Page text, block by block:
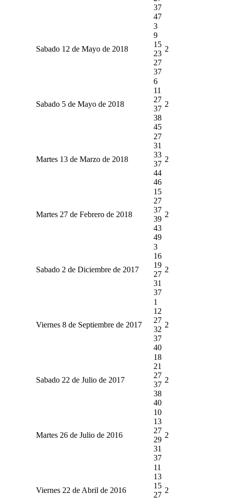
37
47
Sabado 12 de Mayo de 2018
3
9
15
23
27
37
2
Sabado 5 de Mayo de 2018
6
11
27
37
38
45
2
Martes 13 de Marzo de 2018
27
31
33
37
44
46
2
Martes 27 de Febrero de 2018
15
27
37
39
43
49
2
Sabado 2 de Diciembre de 2017
3
16
19
27
31
37
2
Viernes 8 de Septiembre de 2017
1
12
27
32
37
40
2
Sabado 22 de Julio de 2017
18
21
27
37
38
40
2
Martes 26 de Julio de 2016
10
13
27
29
31
37
2
Viernes 22 de Abril de 2016
11
13
15
27
2